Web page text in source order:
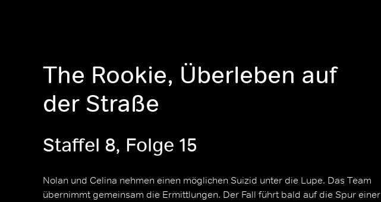
The Rookie, Überleben auf
der Straße
Staffel 8, Folge 15
Nolan und Celina nehmen einen möglichen Suizid unter die Lupe. Das Team
übernimmt gemeinsam die Ermittlungen. Der Fall führt bald auf die Spur einer